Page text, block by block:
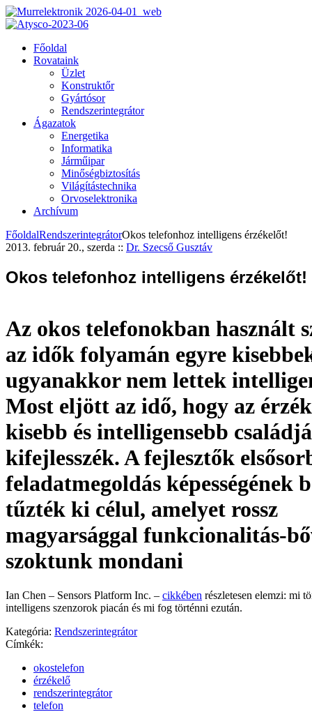
Főoldal
Rovataink
Üzlet
Konstruktőr
Gyártósor
Rendszerintegrátor
Ágazatok
Energetika
Informatika
Járműipar
Minőségbiztosítás
Világítástechnika
Orvoselektronika
Archívum
FőoldalRendszerintegrátorOkos telefonhoz intelligens érzékelőt!
2013. február 20., szerda :: Dr. Szecső Gusztáv
Okos telefonhoz intelligens érzékelőt!
Az okos telefonokban használt
az idők folyamán egyre
ugyanakkor nem lettek
Most eljött az idő, hogy az
kisebb és intelligensebb
kifejlesszék. A fejlesztők
feladatmegoldás képességének
tűzték ki célul, amelyet rossz
magyarsággal funkcionalitás-
szoktunk mondani
Ian Chen – Sensors Platform Inc. – cikkében részletesen elemzi: mi
intelligens szenzorok piacán és mi fog történni ezután.
Kategória: Rendszerintegrátor
Címkék:
okostelefon
érzékelő
rendszerintegrátor
telefon